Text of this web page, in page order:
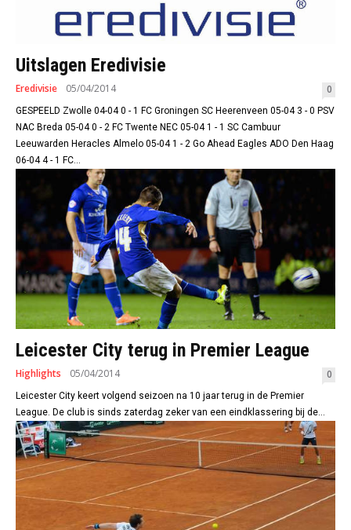
Uitslagen Eredivisie
Eredivisie 05/04/2014 0
GESPEELD Zwolle 04-04 0 - 1 FC Groningen SC Heerenveen 05-04 3 - 0 PSV
NAC Breda 05-04 0 - 2 FC Twente NEC 05-04 1 - 1 SC Cambuur
Leeuwarden Heracles Almelo 05-04 1 - 2 Go Ahead Eagles ADO Den Haag
06-04 4 - 1 FC...
Leicester City terug in Premier League
Highlights 05/04/2014 0
Leicester City keert volgend seizoen na 10 jaar terug in de Premier
League. De club is sinds zaterdag zeker van een eindklassering bij de...